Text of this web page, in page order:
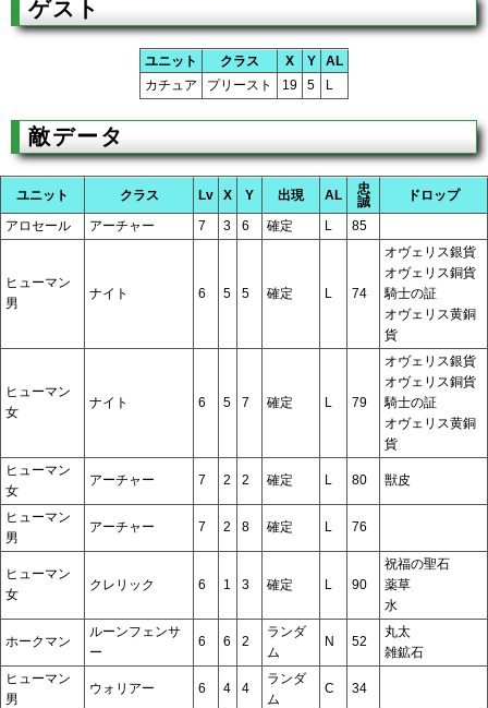
ゲスト
ユニット クラス X Y
AL
カチュア
プリースト 19 5 L
敵データ
ユニット クラス Lv X Y 出現 AL
忠
誠
ドロップ
アロセール
アーチャー 7 3 6 確定 L 85
ヒューマン
男
ナイト 6 5 5 確定 L 74
オヴェリス銀貨
オヴェリス銅貨
騎士の証
オヴェリス黄銅
貨
ヒューマン
女
ナイト 6 5 7 確定 L 79
オヴェリス銀貨
オヴェリス銅貨
騎士の証
オヴェリス黄銅
貨
ヒューマン
女
アーチャー 7 2 2 確定 L 80 獣皮
ヒューマン
男
アーチャー 7 2 8 確定 L 76
ヒューマン
女
クレリック 6 1 3 確定 L 90
祝福の聖石
薬草
水
ホークマン
ルーンフェンサ
ー
6 6 2
ランダ
ム
N 52
丸太
雑鉱石
ヒューマン
男
ウォリアー 6 4 4
ランダ
ム
C 34